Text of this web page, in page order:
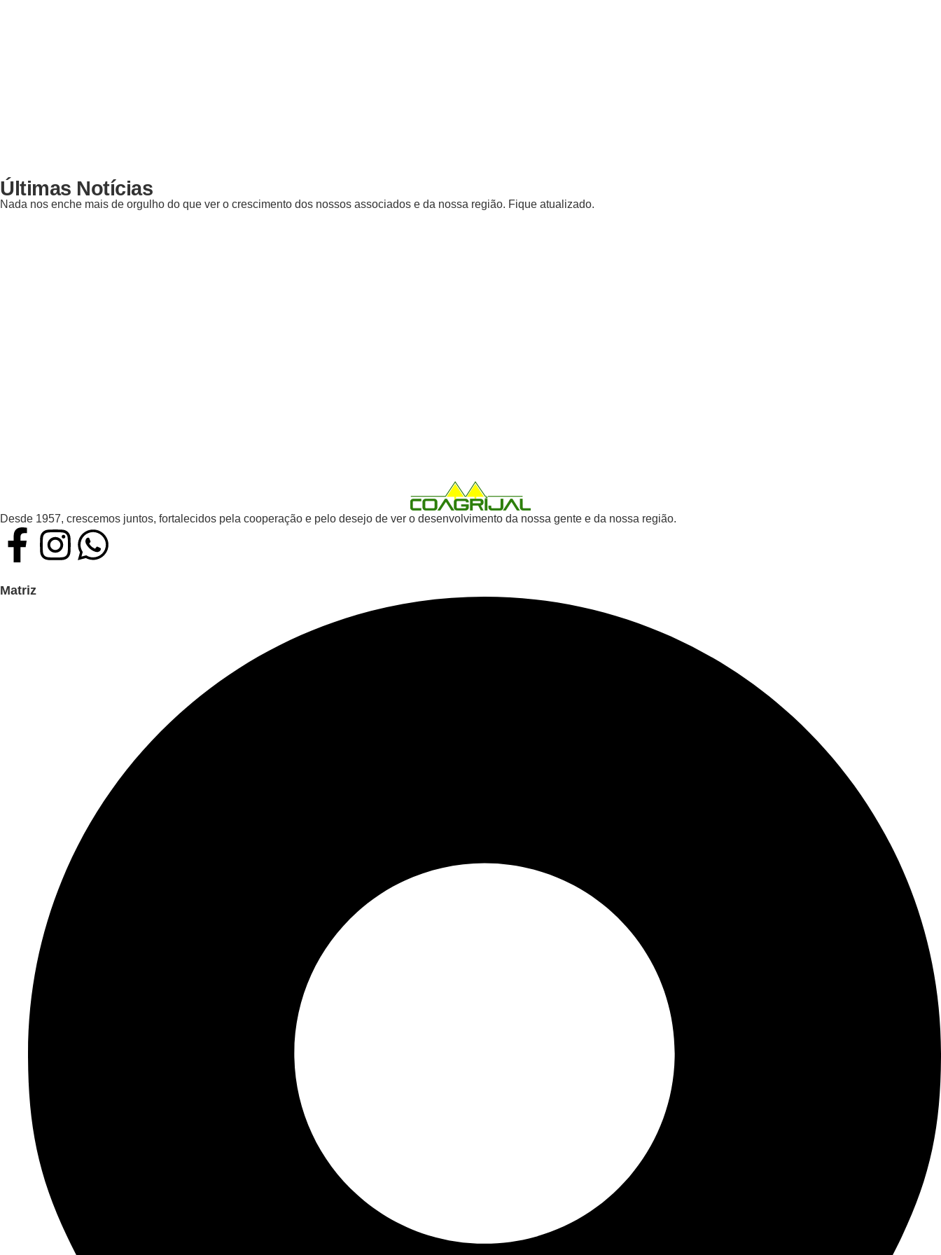
Últimas Notícias
Nada nos enche mais de orgulho do que ver o crescimento dos nossos associados e da nossa região. Fique atualizado.
Desde 1957, crescemos juntos, fortalecidos pela cooperação e pelo desejo de ver o desenvolvimento da nossa gente e da nossa região.
Matriz